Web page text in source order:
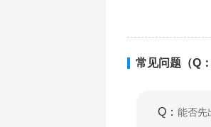
常见问题（Q
Q： 能否先